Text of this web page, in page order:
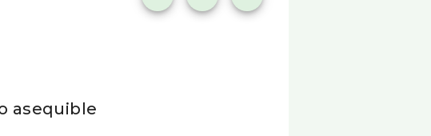
asequible